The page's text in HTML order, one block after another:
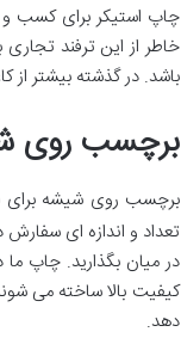
چاپ استیکر برای کسب و
باشد. در گذشته بیشتر
برچسب روی
برچسب روی شیشه برای
تعداد و اندازه ای سفارش
در میان بگذارید. چاپ
کیفیت بالا ساخته می
دهد.